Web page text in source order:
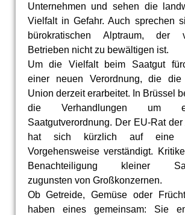
Unternehmen und sehen die
Vielfalt in Gefahr. Auch sprechen
bürokratischen Alptraum, der
Betrieben nicht zu bewältigen ist.
Um die Vielfalt beim Saatgut
einer neuen Verordnung, die die
Union derzeit erarbeitet. In Brüssel
die Verhandlungen um
Saatgutverordnung. Der EU-Rat
hat sich kürzlich auf eine
Vorgehensweise verständigt.
Benachteiligung kleiner
zugunsten von Großkonzernen.
Ob Getreide, Gemüse oder
haben eines gemeinsam: Sie